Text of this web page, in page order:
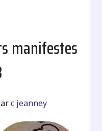
manifestes
c jeanney